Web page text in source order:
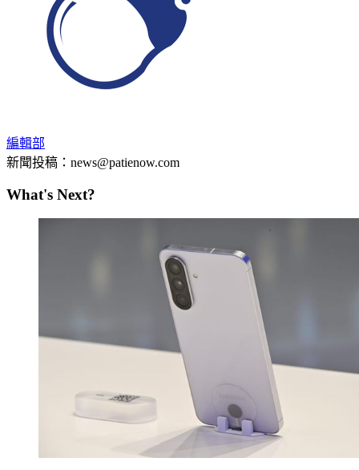
編輯部
新聞投稿：news@patienow.com
What's Next?